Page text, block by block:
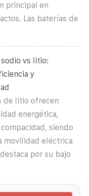
principal en
Las baterías de
vs litio:
y
de litio ofrecen
energética,
siendo
movilidad eléctrica
por su bajo